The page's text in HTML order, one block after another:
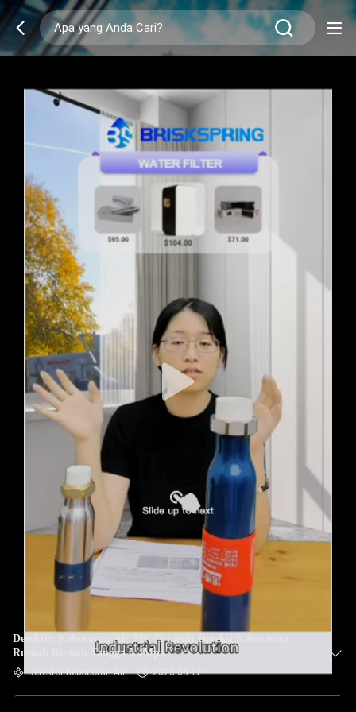
Detektor Kebocoran Air 1W 45 menit Deteksi Kebocoran
Rumah Rumah Tangga 0.4Mpa
Detektor Kebocoran Air 2023-08-12